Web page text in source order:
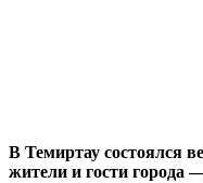
В Темиртау состоялся
жители и гости города